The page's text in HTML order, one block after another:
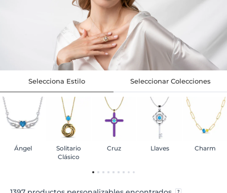
Selecciona Estilo
Ángel
Solitario
Clásico
Cruz Llaves Charm
Seleccionar Colecciones